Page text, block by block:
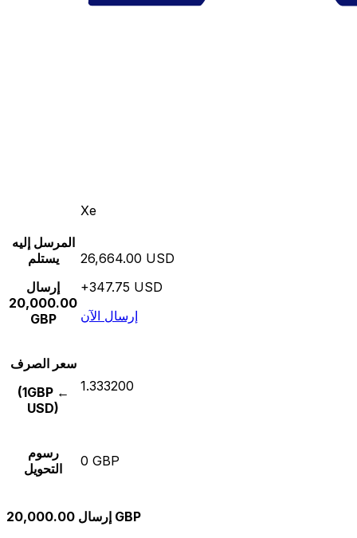
Xe
المرسل إليه
يستلم
إرسال
20,000.00
GBP
26,664.00 USD
+347.75 USD
إرسال الآن
سعر الصرف
(1GBP ←
USD)
1.333200
رسوم
التحويل
0 GBP
إرسال 20,000.00 GBP